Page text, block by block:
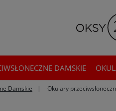
DAMSKIE
Damskie Okulary